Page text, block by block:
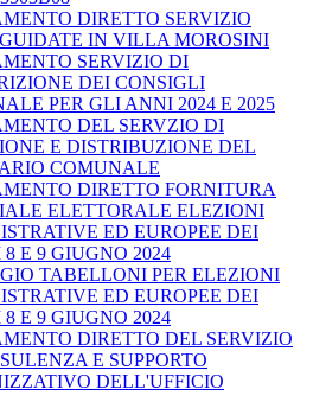
DIRETTO SERVIZIO
IN VILLA MOROSINI
SERVIZIO DI
DEI CONSIGLI
PER GLI ANNI 2024 E 2025
DEL SERVZIO DI
E DISTRIBUZIONE DEL
COMUNALE
DIRETTO FORNITURA
ELETTORALE ELEZIONI
ED EUROPEE DEI
E 9 GIUGNO 2024
TABELLONI PER ELEZIONI
ED EUROPEE DEI
E 9 GIUGNO 2024
DIRETTO DEL SERVIZIO
E SUPPORTO
DELL'UFFICIO